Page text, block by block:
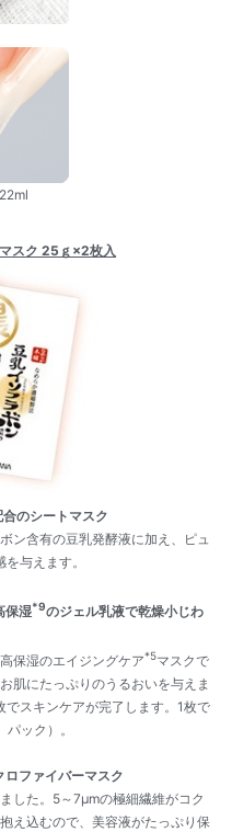
スク 25ｇ×2枚入
合のシートマスク
ン含有の豆乳発酵液に加え、ピュ
与えます。
保湿*9のジェル乳液で乾燥小じわ
保湿のエイジングケア*5マスクで
肌にたっぷりのうるおいを与えま
スキンケアが完了します。1枚で
ック）。
ファイバーマスク
した。5～7μmの極細繊維がコク
え込むので、美容液がたっぷり保